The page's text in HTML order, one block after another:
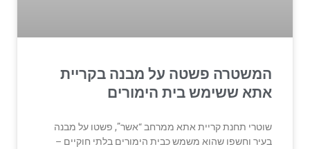
המשטרה פשטה על מבנה בקריית
אתא ששימש בית הימורים
שוטרי תחנת קריית אתא ממרחב “אשר”, פשטו על מבנה
בעיר וחשפו שהוא משמש כבית הימורים בלתי חוקיים –